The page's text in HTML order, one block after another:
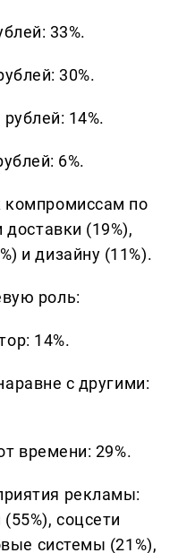
33%.
30%.
14%.
6%.
компромиссам по
доставки (19%),
и дизайну (11%).
роль:
14%.
с другими:
времени: 29%.
рекламы:
соцсети
системы (21%),